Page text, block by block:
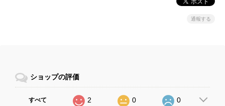
通報する
ショップの評価
すべて 2 0 0